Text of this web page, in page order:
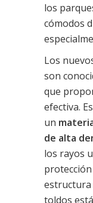
los
cómodos
Los
son
que
efectiva.
un
de alta
los rayos
estructura
toldos